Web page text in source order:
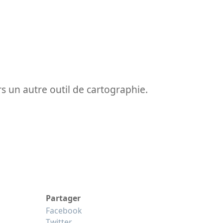
un autre outil de cartographie.
Partager
Facebook